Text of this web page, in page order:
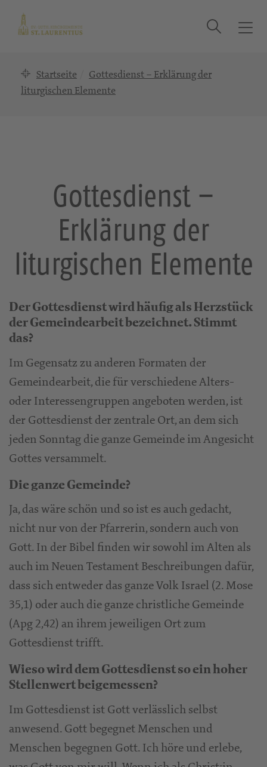
T
Suche
Startseite
Gottesdienst – Erklärung der
liturgischen Elemente
Gottesdienst –
Erklärung der
liturgischen Elemente
Der Gottesdienst wird häufig als Herzstück
der Gemeindearbeit bezeichnet. Stimmt
das?
Im Gegensatz zu anderen Formaten der
Gemeindearbeit, die für verschiedene Alters-
oder Interessengruppen angeboten werden, ist
der Gottesdienst der zentrale Ort, an dem sich
jeden Sonntag die ganze Gemeinde im Angesicht
Gottes versammelt.
Die ganze Gemeinde?
Ja, das wäre schön und so ist es auch gedacht,
nicht nur von der Pfarrerin, sondern auch von
Gott. In der Bibel finden wir sowohl im Alten als
auch im Neuen Testament Beschreibungen dafür,
dass sich entweder das ganze Volk Israel (2. Mose
35,1) oder auch die ganze christliche Gemeinde
(Apg 2,42) an ihrem jeweiligen Ort zum
Gottesdienst trifft.
Wieso wird dem Gottesdienst so ein hoher
Stellenwert beigemessen?
Im Gottesdienst ist Gott verlässlich selbst
anwesend. Gott begegnet Menschen und
Menschen begegnen Gott. Ich höre und erlebe,